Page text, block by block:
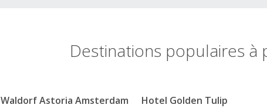
Destinations populaires à
Waldorf Astoria Amsterdam
Hotel Golden Tulip